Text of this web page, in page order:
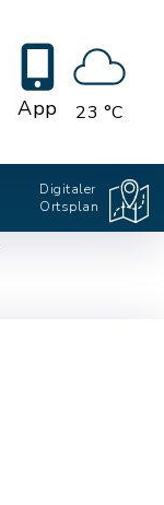
App 23 °C
Digitaler
Ortsplan